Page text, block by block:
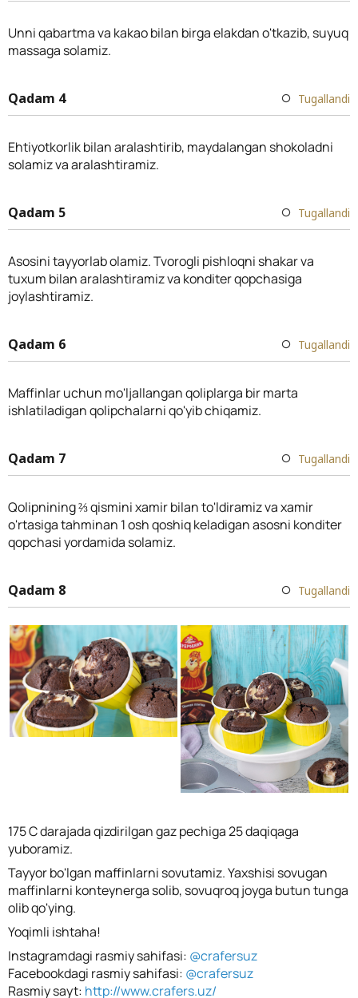
Unni qabartma va kakao bilan birga elakdan o'tkazib, suyuq
massaga solamiz.
Qadam 4 Tugallandi
Ehtiyotkorlik bilan aralashtirib, maydalangan shokoladni
solamiz va aralashtiramiz.
Qadam 5 Tugallandi
Asosini tayyorlab olamiz. Tvorogli pishloqni shakar va
tuxum bilan aralashtiramiz va konditer qopchasiga
joylashtiramiz.
Qadam 6 Tugallandi
Maffinlar uchun mo'ljallangan qoliplarga bir marta
ishlatiladigan qolipchalarni qo'yib chiqamiz.
Qadam 7 Tugallandi
Qolipnining ⅔ qismini xamir bilan to'ldiramiz va xamir
o'rtasiga tahminan 1 osh qoshiq keladigan asosni konditer
qopchasi yordamida solamiz.
Qadam 8 Tugallandi
175 C darajada qizdirilgan gaz pechiga 25 daqiqaga
yuboramiz.
Tayyor bo'lgan maffinlarni sovutamiz. Yaxshisi sovugan
maffinlarni konteynerga solib, sovuqroq joyga butun tunga
olib qo'ying.
Yoqimli ishtaha!
Instagramdagi rasmiy sahifasi: @crafersuz
Facebookdagi rasmiy sahifasi: @crafersuz
Rasmiy sayt: http://www.crafers.uz/